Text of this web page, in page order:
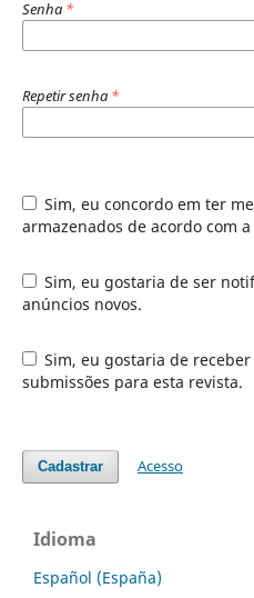
Senha *
Repetir senha *
Sim, eu concordo em ter meus dados coletados e
armazenados de acordo com a
Sim, eu gostaria de ser notificado(a) de publicações e
anúncios novos.
Sim, eu gostaria de receber solicitações para avaliar
submissões para esta revista.
Cadastrar Acesso
Idioma
Español (España)